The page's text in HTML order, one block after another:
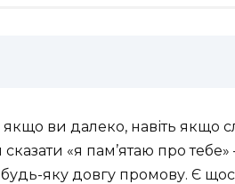
якщо ви далеко, навіть якщо
«я пам’ятаю про тебе»
яку довгу промову. Є